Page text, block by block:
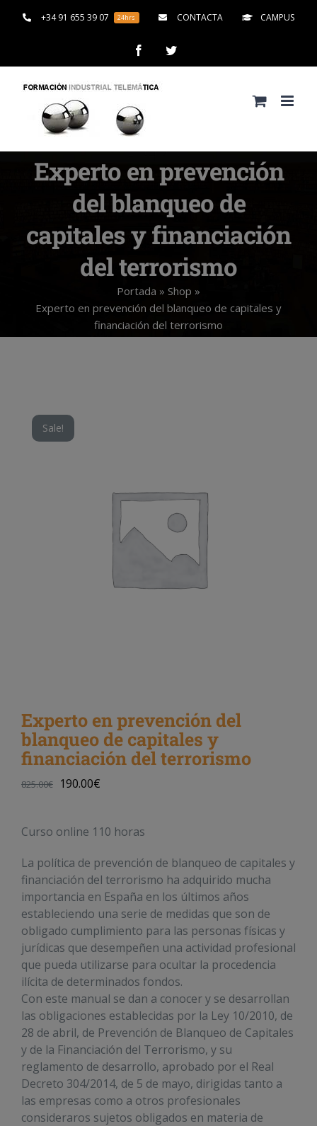
+34 91 655 39 07 24hrs CONTACTA CAMPUS
FacebookTwitter
Experto en prevención
del blanqueo de
capitales y financiación
del terrorismo
Portada » Shop »
Experto en prevención del blanqueo de capitales y
financiación del terrorismo
Sale!
Experto en prevención del
blanqueo de capitales y
financiación del terrorismo
825.00€ 190.00€
Curso online 110 horas
La política de prevención de blanqueo de capitales y
financiación del terrorismo ha adquirido mucha
importancia en España en los últimos años
estableciendo una serie de medidas que son de
obligado cumplimiento para las personas físicas y
jurídicas que desempeñen una actividad profesional
que pueda utilizarse para ocultar la procedencia
ilícita de determinados fondos.
Con este manual se dan a conocer y se desarrollan
las obligaciones establecidas por la Ley 10/2010, de
28 de abril, de Prevención de Blanqueo de Capitales
y de la Financiación del Terrorismo, y su
reglamento de desarrollo, aprobado por el Real
Decreto 304/2014, de 5 de mayo, dirigidas tanto a
las empresas como a otros profesionales
consideraros sujetos obligados en materia de